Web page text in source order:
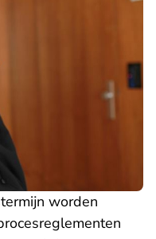
worden